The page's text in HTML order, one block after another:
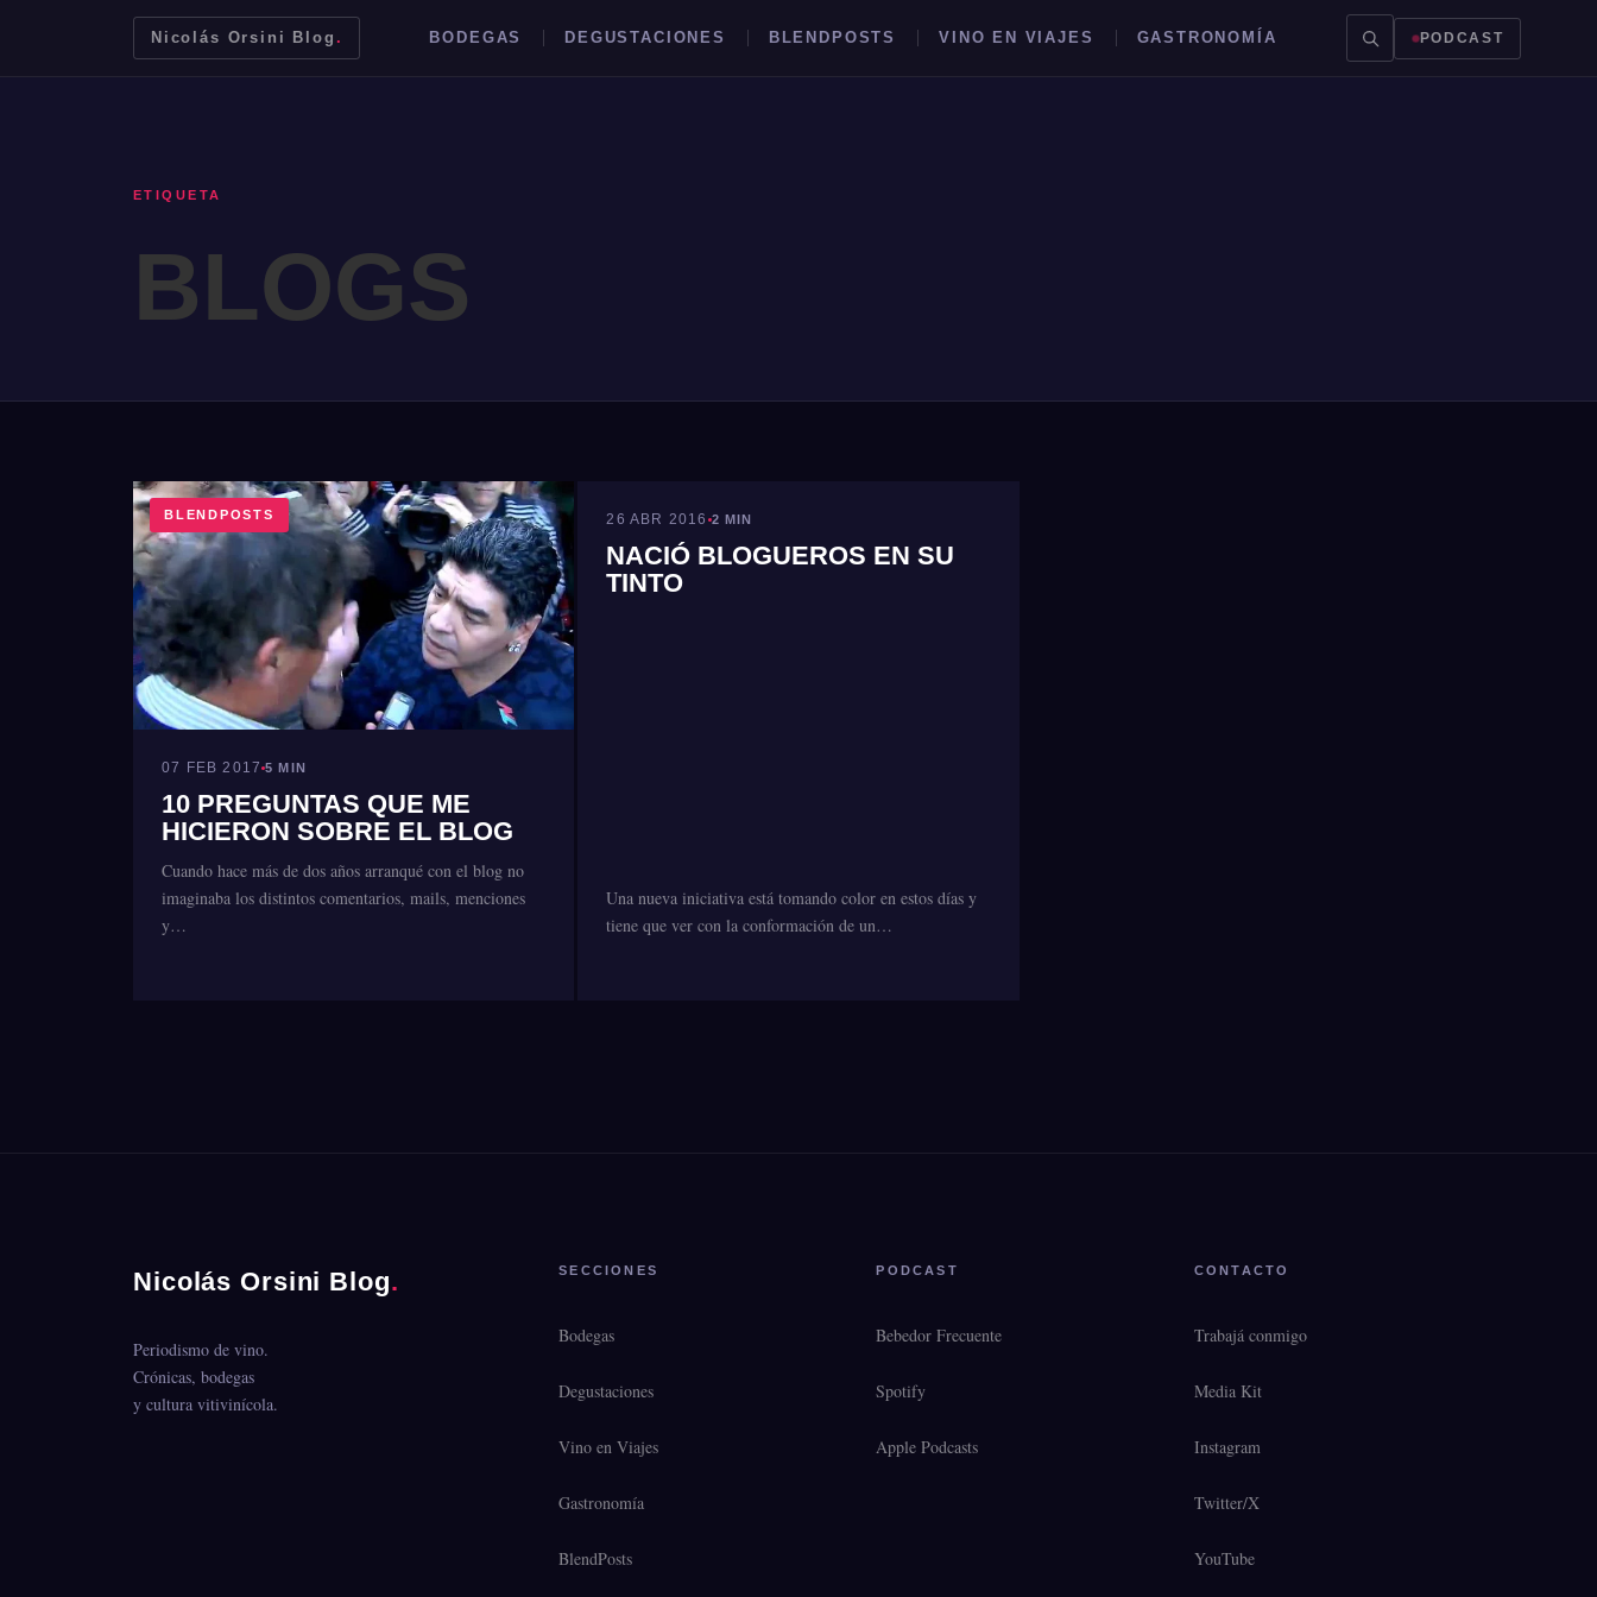
Nicolás Orsini Blog . BODEGAS DEGUSTACIONES BLENDPOSTS VINO EN VIAJES GASTRONOMÍA PODCAST
ETIQUETA
BLOGS
BLENDPOSTS
07 FEB 2017 5 MIN
10 PREGUNTAS QUE ME
HICIERON SOBRE EL BLOG
Cuando hace más de dos años arranqué con el blog no
imaginaba los distintos comentarios, mails, menciones
y…
#ARGWB
26 ABR 2016 2 MIN
NACIÓ BLOGUEROS EN SU
TINTO
Una nueva iniciativa está tomando color en estos días y
tiene que ver con la conformación de un…
Nicolás Orsini Blog.
Periodismo de vino.
Crónicas, bodegas
y cultura vitivinícola.
SECCIONES
Bodegas
Degustaciones
Vino en Viajes
Gastronomía
BlendPosts
PODCAST
Bebedor Frecuente
Spotify
Apple Podcasts
CONTACTO
Trabajá conmigo
Media Kit
Instagram
Twitter/X
YouTube